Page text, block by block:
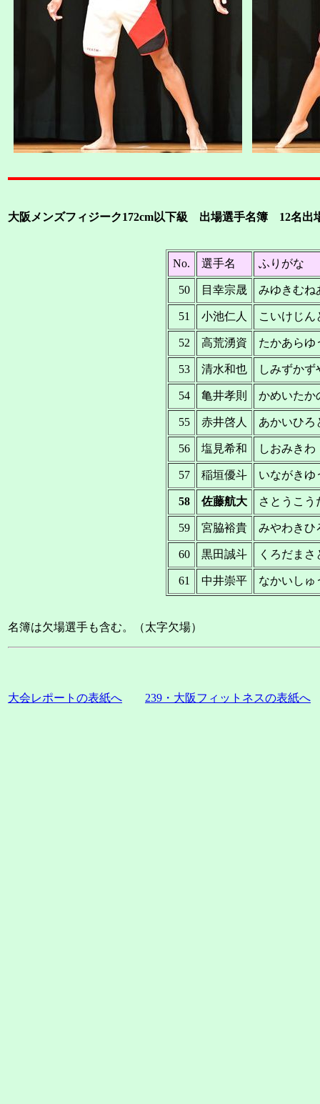
大阪メンズフィジーク172cm以下級 出場選手名簿 12名出
No. 選手名 ふりがな
50 目幸宗晟 みゆきむね
51 小池仁人 こいけじん
52 高荒湧資 たかあらゆ
53 清水和也 しみずかず
54 亀井孝則 かめいたか
55 赤井啓人 あかいひろ
56 塩見希和 しおみきわ
57 稲垣優斗 いながきゆ
58 佐藤航大 さとうこう
59 宮脇裕貴 みやわきひ
60 黒田誠斗 くろだまさ
61 中井崇平 なかいしゅ
名簿は欠場選手も含む。（太字欠場）
大会レポートの表紙へ 239・大阪フィットネスの表紙へ